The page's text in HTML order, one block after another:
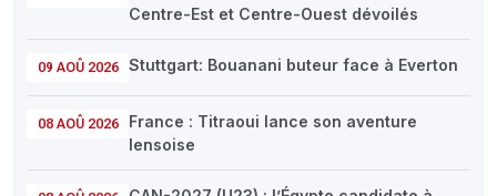
Centre-Est et Centre-Ouest dévoilés
09 AOÛ 2026 Stuttgart: Bouanani buteur face à Everton
08 AOÛ 2026
France : Titraoui lance son aventure
lensoise